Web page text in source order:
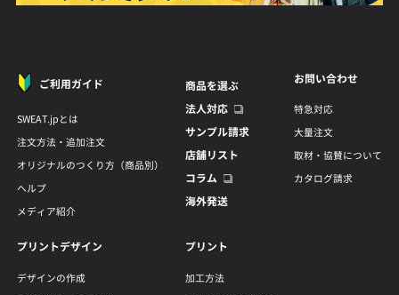
ご利用ガイド
SWEAT.jpとは
注文方法・追加注文
オリジナルのつくり方（商品別）
ヘルプ
メディア紹介
商品を選ぶ
法人対応
サンプル請求
店舗リスト
コラム
海外発送
お問い合わせ
特急対応
大量注文
取材・協賛について
カタログ請求
プリントデザイン
デザインの作成
プリント
加工方法